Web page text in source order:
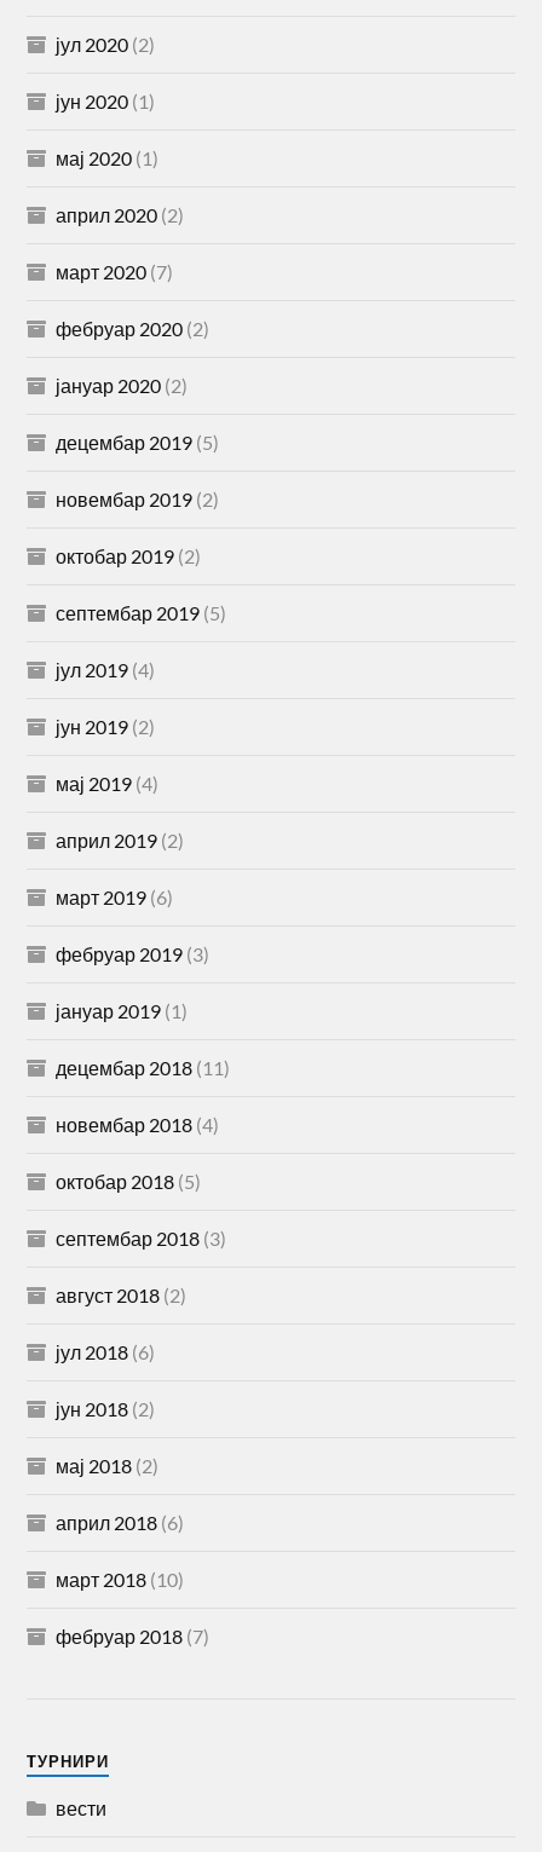
јул 2020 (2)
јун 2020 (1)
мај 2020 (1)
април 2020 (2)
март 2020 (7)
фебруар 2020 (2)
јануар 2020 (2)
децембар 2019 (5)
новембар 2019 (2)
октобар 2019 (2)
септембар 2019 (5)
јул 2019 (4)
јун 2019 (2)
мај 2019 (4)
април 2019 (2)
март 2019 (6)
фебруар 2019 (3)
јануар 2019 (1)
децембар 2018 (11)
новембар 2018 (4)
октобар 2018 (5)
септембар 2018 (3)
август 2018 (2)
јул 2018 (6)
јун 2018 (2)
мај 2018 (2)
април 2018 (6)
март 2018 (10)
фебруар 2018 (7)
TУРНИРИ
вести